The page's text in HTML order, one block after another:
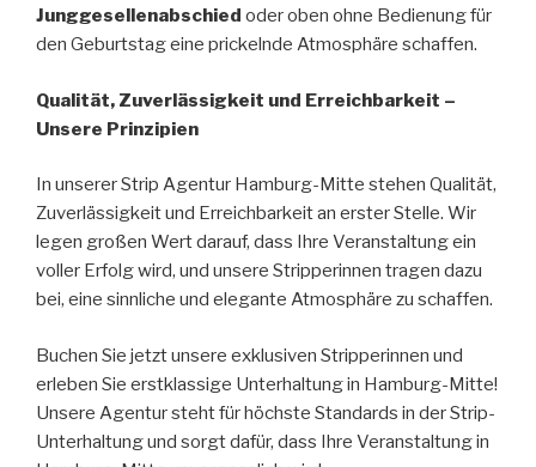
Junggesellenabschied oder oben ohne Bedienung für
den Geburtstag eine prickelnde Atmosphäre schaffen.
Qualität, Zuverlässigkeit und Erreichbarkeit –
Unsere Prinzipien
In unserer Strip Agentur Hamburg-Mitte stehen Qualität,
Zuverlässigkeit und Erreichbarkeit an erster Stelle. Wir
legen großen Wert darauf, dass Ihre Veranstaltung ein
voller Erfolg wird, und unsere Stripperinnen tragen dazu
bei, eine sinnliche und elegante Atmosphäre zu schaffen.
Buchen Sie jetzt unsere exklusiven Stripperinnen und
erleben Sie erstklassige Unterhaltung in Hamburg-Mitte!
Unsere Agentur steht für höchste Standards in der Strip-
Unterhaltung und sorgt dafür, dass Ihre Veranstaltung in